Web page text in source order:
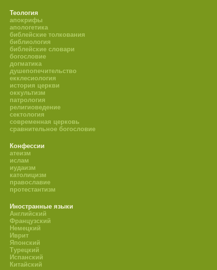
Теология
апокрифы
апологетика
библейские толкования
библиология
библейские словари
богословие
догматика
душепопечительство
екклесиология
история церкви
оккультизм
патрология
религиоведение
сектология
современная церковь
сравнительное богословие
Конфессии
атеизм
ислам
иудаизм
католицизм
православие
протестантизм
Иностранные языки
Английский
Французский
Немецкий
Иврит
Японский
Турецкий
Испанский
Китайский